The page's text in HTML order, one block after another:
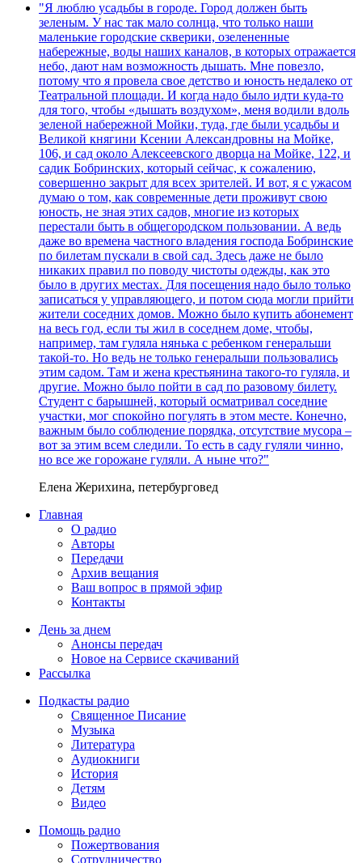
"Я люблю усадьбы в городе. Город должен быть
зеленым. У нас так мало солнца, что только наши
маленькие городские скверики, озелененные
набережные, воды наших каналов, в которых отражается
небо, дают нам возможность дышать. Мне повезло,
потому что я провела свое детство и юность недалеко от
Театральной площади. И когда надо было идти куда-то
для того, чтобы «дышать воздухом», меня водили вдоль
зеленой набережной Мойки, туда, где были усадьбы и
Великой княгини Ксении Александровны на Мойке,
106, и сад около Алексеевского дворца на Мойке, 122, и
садик Бобринских, который сейчас, к сожалению,
совершенно закрыт для всех зрителей. И вот, я с ужасом
думаю о том, как современные дети проживут свою
юность, не зная этих садов, многие из которых
перестали быть в общегородском пользовании. А ведь
даже во времена частного владения господа Бобринские
по билетам пускали в свой сад. Здесь даже не было
никаких правил по поводу чистоты одежды, как это
было в других местах. Для посещения надо было только
записаться у управляющего, и потом сюда могли прийти
жители соседних домов. Можно было купить абонемент
на весь год, если ты жил в соседнем доме, чтобы,
например, там гуляла нянька с ребенком генеральши
такой-то. Но ведь не только генеральши пользовались
этим садом. Там и жена крестьянина такого-то гуляла, и
другие. Можно было пойти в сад по разовому билету.
Студент с барышней, который осматривал соседние
участки, мог спокойно погулять в этом месте. Конечно,
важным было соблюдение порядка, отсутствие мусора –
вот за этим всем следили. То есть в саду гуляли чинно,
но все же горожане гуляли. А ныне что?"
Елена Жерихина, петербурговед
Главная
О радио
Авторы
Передачи
Архив вещания
Ваш вопрос в прямой эфир
Контакты
День за днем
Анонсы передач
Новое на Сервисе скачиваний
Рассылка
Подкасты радио
Священное Писание
Музыка
Литература
Аудиокниги
История
Детям
Видео
Помощь радио
Пожертвования
Сотрудничество